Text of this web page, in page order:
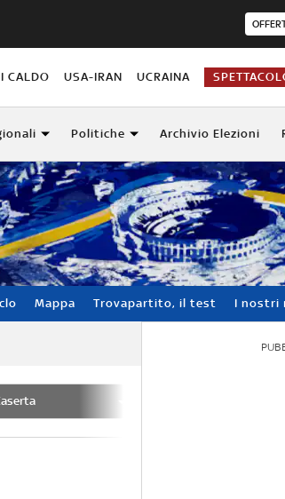
CALDO USA-IRAN UCRAINA
Politiche Archivio Elezioni
Mappa Trovapartito, il test I nostri